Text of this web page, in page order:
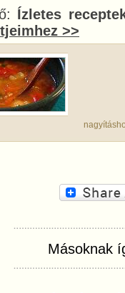
Ízletes
>>
Másoknak